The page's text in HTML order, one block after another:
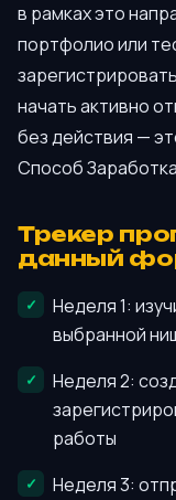
в рамках это
портфолио или
начать активно
без действия —
Способ
Трекер
данный
Неделя 1:
выбранной
Неделя 2:
работы
Неделя 3: